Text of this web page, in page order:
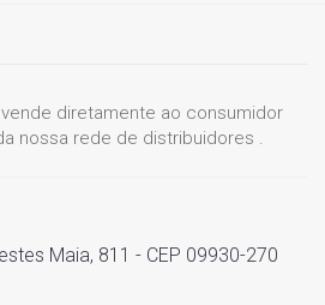
diretamente ao consumidor
nossa rede de distribuidores .
Maia, 811 - CEP 09930-270